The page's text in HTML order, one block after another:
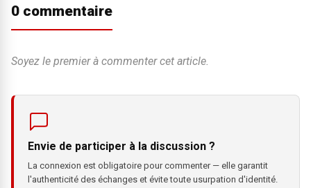
0 commentaire
Soyez le premier à commenter cet article.
Envie de participer à la discussion ?
La connexion est obligatoire pour commenter — elle garantit
l'authenticité des échanges et évite toute usurpation d'identité.